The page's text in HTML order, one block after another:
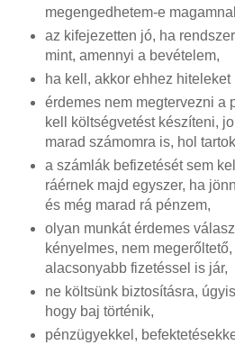
megengedhetem-e
az kifejezetten jó, ha
mint, amennyi a bevételem,
ha kell, akkor ehhez hiteleket
érdemes nem megtervezni a
kell költségvetést készíteni,
marad számomra is, hol
a számlákbefizetését sem
ráérnek majd egyszer, ha
és még marad rá pénzem,
olyan munkát érdemes
kényelmes, nem
alacsonyabb fizetéssel is jár,
ne költsünk biztosításra,
hogy baj történik,
pénzügyekkel,